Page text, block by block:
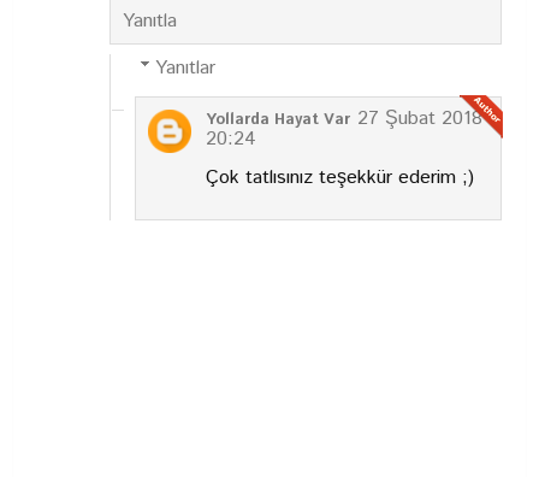
Yanıtla
Yanıtlar
Yollarda Hayat Var 27 Şubat 2018
20:24
Çok tatlısınız teşekkür ederim ;)